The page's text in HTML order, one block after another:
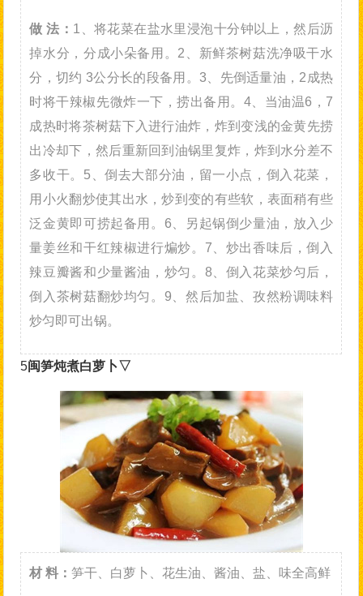
做 法： 1、将花菜在盐水里浸泡十分钟以上，然后沥
掉水分，分成小朵备用。2、新鲜茶树菇洗净吸干水
分，切约 3公分长的段备用。3、先倒适量油，2成热
时将干辣椒先微炸一下，捞出备用。4、当油温6，7
成热时将茶树菇下入进行油炸，炸到变浅的金黄先捞
出冷却下，然后重新回到油锅里复炸，炸到水分差不
多收干。5、倒去大部分油，留一小点，倒入花菜，
用小火翻炒使其出水，炒到变的有些软，表面稍有些
泛金黄即可捞起备用。6、另起锅倒少量油，放入少
量姜丝和干红辣椒进行煸炒。7、炒出香味后，倒入
辣豆瓣酱和少量酱油，炒匀。8、倒入花菜炒匀后，
倒入茶树菇翻炒均匀。9、然后加盐、孜然粉调味料
炒匀即可出锅。
5闽笋炖煮白萝卜▽
材 料： 笋干、白萝卜、花生油、酱油、盐、味全高鲜